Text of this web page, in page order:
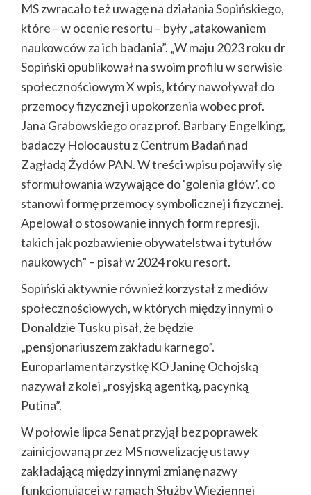
MS zwracało też uwagę na działania Sopińskiego,
które – w ocenie resortu – były „atakowaniem
naukowców za ich badania”. „W maju 2023 roku dr
Sopiński opublikował na swoim profilu w serwisie
społecznościowym X wpis, który nawoływał do
przemocy fizycznej i upokorzenia wobec prof.
Jana Grabowskiego oraz prof. Barbary Engelking,
badaczy Holocaustu z Centrum Badań nad
Zagładą Żydów PAN. W treści wpisu pojawiły się
sformułowania wzywające do 'golenia głów’, co
stanowi formę przemocy symbolicznej i fizycznej.
Apelował o stosowanie innych form represji,
takich jak pozbawienie obywatelstwa i tytułów
naukowych” – pisał w 2024 roku resort.
Sopiński aktywnie również korzystał z mediów
społecznościowych, w których między innymi o
Donaldzie Tusku pisał, że będzie
„pensjonariuszem zakładu karnego”.
Europarlamentarzystkę KO Janinę Ochojską
nazywał z kolei „rosyjską agentką, pacynką
Putina”.
W połowie lipca Senat przyjął bez poprawek
zainicjowaną przez MS nowelizację ustawy
zakładającą między innymi zmianę nazwy
funkcjonującej w ramach Służby Więziennej